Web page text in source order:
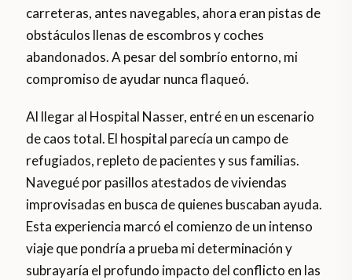
carreteras, antes navegables, ahora eran pistas de
obstáculos llenas de escombros y coches
abandonados. A pesar del sombrío entorno, mi
compromiso de ayudar nunca flaqueó.
Al llegar al Hospital Nasser, entré en un escenario
de caos total. El hospital parecía un campo de
refugiados, repleto de pacientes y sus familias.
Navegué por pasillos atestados de viviendas
improvisadas en busca de quienes buscaban ayuda.
Esta experiencia marcó el comienzo de un intenso
viaje que pondría a prueba mi determinación y
subrayaría el profundo impacto del conflicto en las